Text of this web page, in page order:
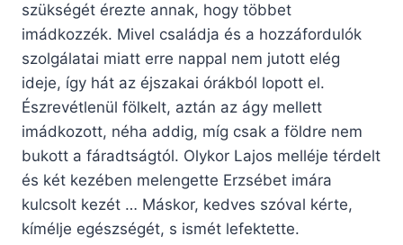
szükségét érezte annak, hogy többet
imádkozzék. Mivel családja és a hozzáfordulók
szolgálatai miatt erre nappal nem jutott elég
ideje, így hát az éjszakai órákból lopott el.
Észrevétlenül fölkelt, aztán az ágy mellett
imádkozott, néha addig, míg csak a földre nem
bukott a fáradtságtól. Olykor Lajos melléje térdelt
és két kezében melengette Erzsébet imára
kulcsolt kezét … Máskor, kedves szóval kérte,
kímélje egészségét, s ismét lefektette.